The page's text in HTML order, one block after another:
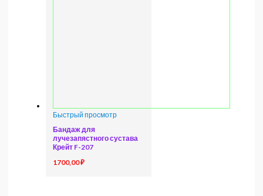
Быстрый просмотр
Бандаж для
лучезапястного сустава
Крейт F-207
1700,00₽